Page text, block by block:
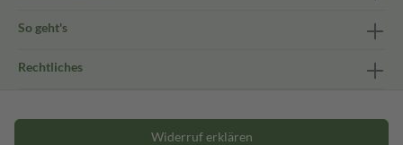
So geht's
Rechtliches
Widerruf erklären